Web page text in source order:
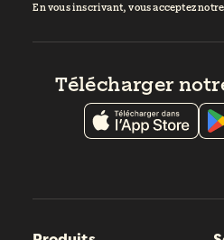
En vous inscrivant, vous acceptez
Télécharger